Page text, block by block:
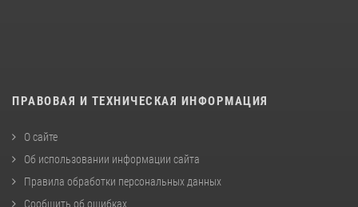
ПРАВОВАЯ И ТЕХНИЧЕСКАЯ ИНФОРМАЦИЯ
О сайте
Об использовании информации сайта
Правила обработки персональных данных
Сообщить об ошибках